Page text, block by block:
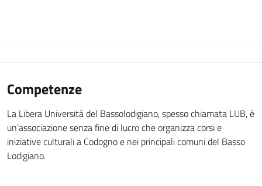
Competenze
La Libera Università del Bassolodigiano, spesso chiamata LUB, è
un’associazione senza fine di lucro che organizza corsi e
iniziative culturali a Codogno e nei principali comuni del Basso
Lodigiano.